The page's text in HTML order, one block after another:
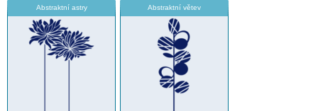
Abstraktní astry Abstraktní větev